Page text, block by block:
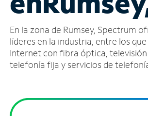
cuenta
Encuentra
una
tienda
En la zona de Rumsey, Spectrum
líderes en la industria, entre los
Internet con fibra óptica, televisión
telefonía fija y servicios de